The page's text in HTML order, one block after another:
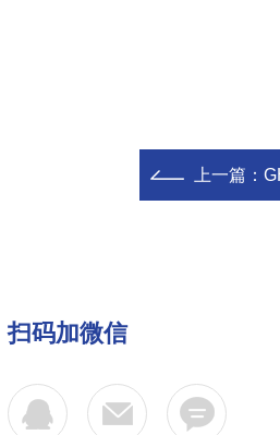
上一篇：
扫码加微信